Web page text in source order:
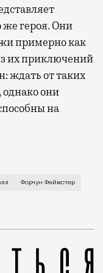
героя. Они
примерно как
их приключений
ждать от таких
они
на
был
Форчун Феймстер